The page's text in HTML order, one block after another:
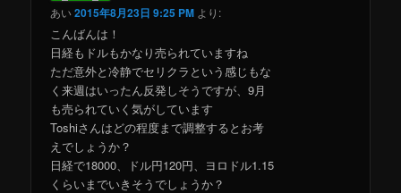
あい2015年8月23日 9:25 PM より:
こんばんは！
日経もドルもかなり売られていますね
ただ意外と冷静でセリクラという感じもな
く来週はいったん反発しそうですが、9月
も売られていく気がしています
Toshiさんはどの程度まで調整するとお考
えでしょうか？
日経で18000、ドル円120円、ヨロドル1.15
くらいまでいきそうでしょうか？